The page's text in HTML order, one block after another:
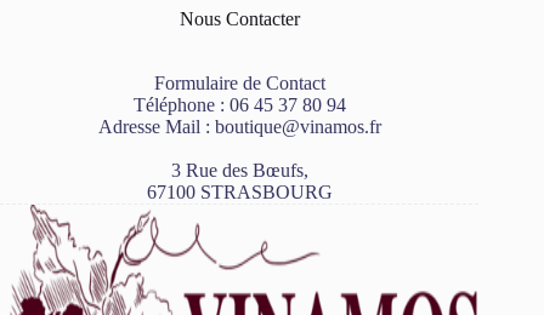
Nous Contacter
Formulaire de Contact
Téléphone : 06 45 37 80 94
Adresse Mail : boutique@vinamos.fr
3 Rue des Bœufs,
67100 STRASBOURG